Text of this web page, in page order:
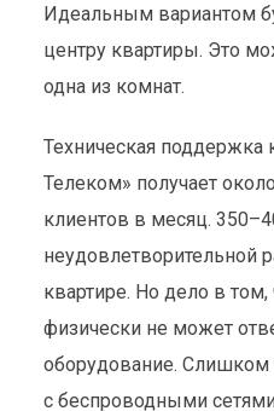
Идеальным вариантом
центру квартиры. Это
одна из комнат.
Техническая поддержка
Телеком» получает
клиентов в месяц.
неудовлетворительной
квартире. Но дело в том,
физически не может
оборудование. Слишком
с беспроводными